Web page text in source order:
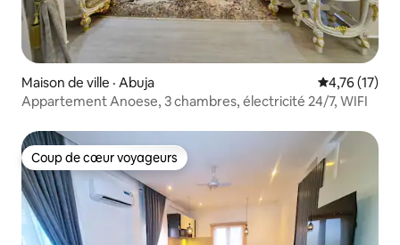
Maison de ville · Abuja Note
4,76 (17)
Appartement Anoese, 3 chambres, électricité 24/7, WIFI
Coup de cœur voyageurs
Coup de cœur voyageurs